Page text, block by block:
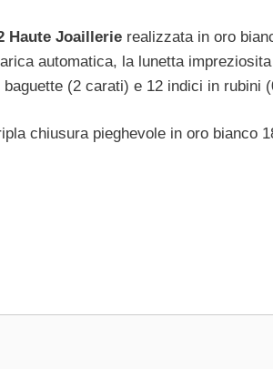
Haute Joaillerie realizzata in oro
automatica, la lunetta
(2 carati) e 12 indici in rubini
chiusura pieghevole in oro bianco